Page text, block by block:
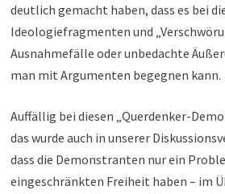
deutlich gemacht haben, dass es bei
Ideologiefragmenten und
Ausnahmefälle oder unbedachte
man mit Argumenten begegnen kann.
Auffällig bei diesen „Querdenker-
das wurde auch in unserer
dass die Demonstranten nur ein
eingeschränkten Freiheit haben – im